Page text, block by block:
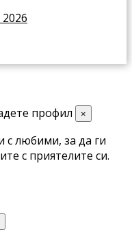
профил ×
с любими, за да ги
с приятелите си.